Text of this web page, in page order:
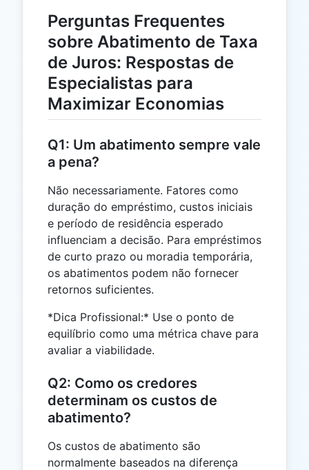
Perguntas Frequentes
sobre Abatimento de Taxa
de Juros: Respostas de
Especialistas para
Maximizar Economias
Q1: Um abatimento sempre vale
a pena?
Não necessariamente. Fatores como
duração do empréstimo, custos iniciais
e período de residência esperado
influenciam a decisão. Para empréstimos
de curto prazo ou moradia temporária,
os abatimentos podem não fornecer
retornos suficientes.
*Dica Profissional:* Use o ponto de
equilíbrio como uma métrica chave para
avaliar a viabilidade.
Q2: Como os credores
determinam os custos de
abatimento?
Os custos de abatimento são
normalmente baseados na diferença